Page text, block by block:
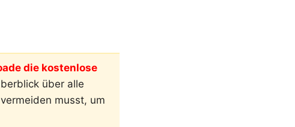
die kostenlose
über alle
musst, um